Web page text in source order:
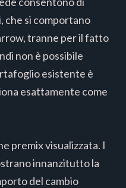
che si comportano
tranne per il fatto
non è possibile
esistente è
esattamente come
premix visualizzata. I
innanzitutto la
del cambio